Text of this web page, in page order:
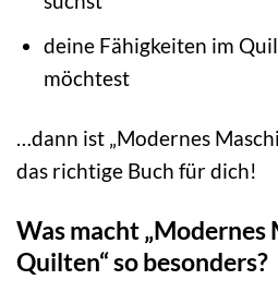
deine Fähigkeiten im
möchtest
…dann ist „Modernes
das richtige Buch für dich!
Was macht „Modernes
Quilten“ so besonders?